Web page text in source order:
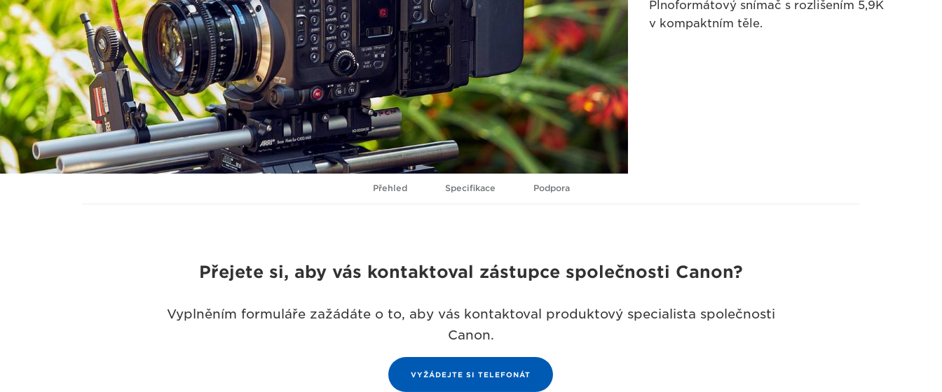
Plnoformátový snímač s rozlišením 5,9K
v kompaktním těle.
Přehled Specifikace Podpora
Přejete si, aby vás kontaktoval zástupce společnosti Canon?
Vyplněním formuláře zažádáte o to, aby vás kontaktoval produktový specialista společnosti
Canon.
VYŽÁDEJTE SI TELEFONÁT